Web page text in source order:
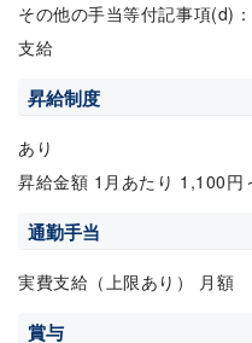
その他の手当等付記事項(d)
支給
昇給制度
あり
昇給金額 1月あたり 1,100円
通勤手当
実費支給（上限あり） 月額
賞与